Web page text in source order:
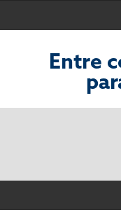
Entre